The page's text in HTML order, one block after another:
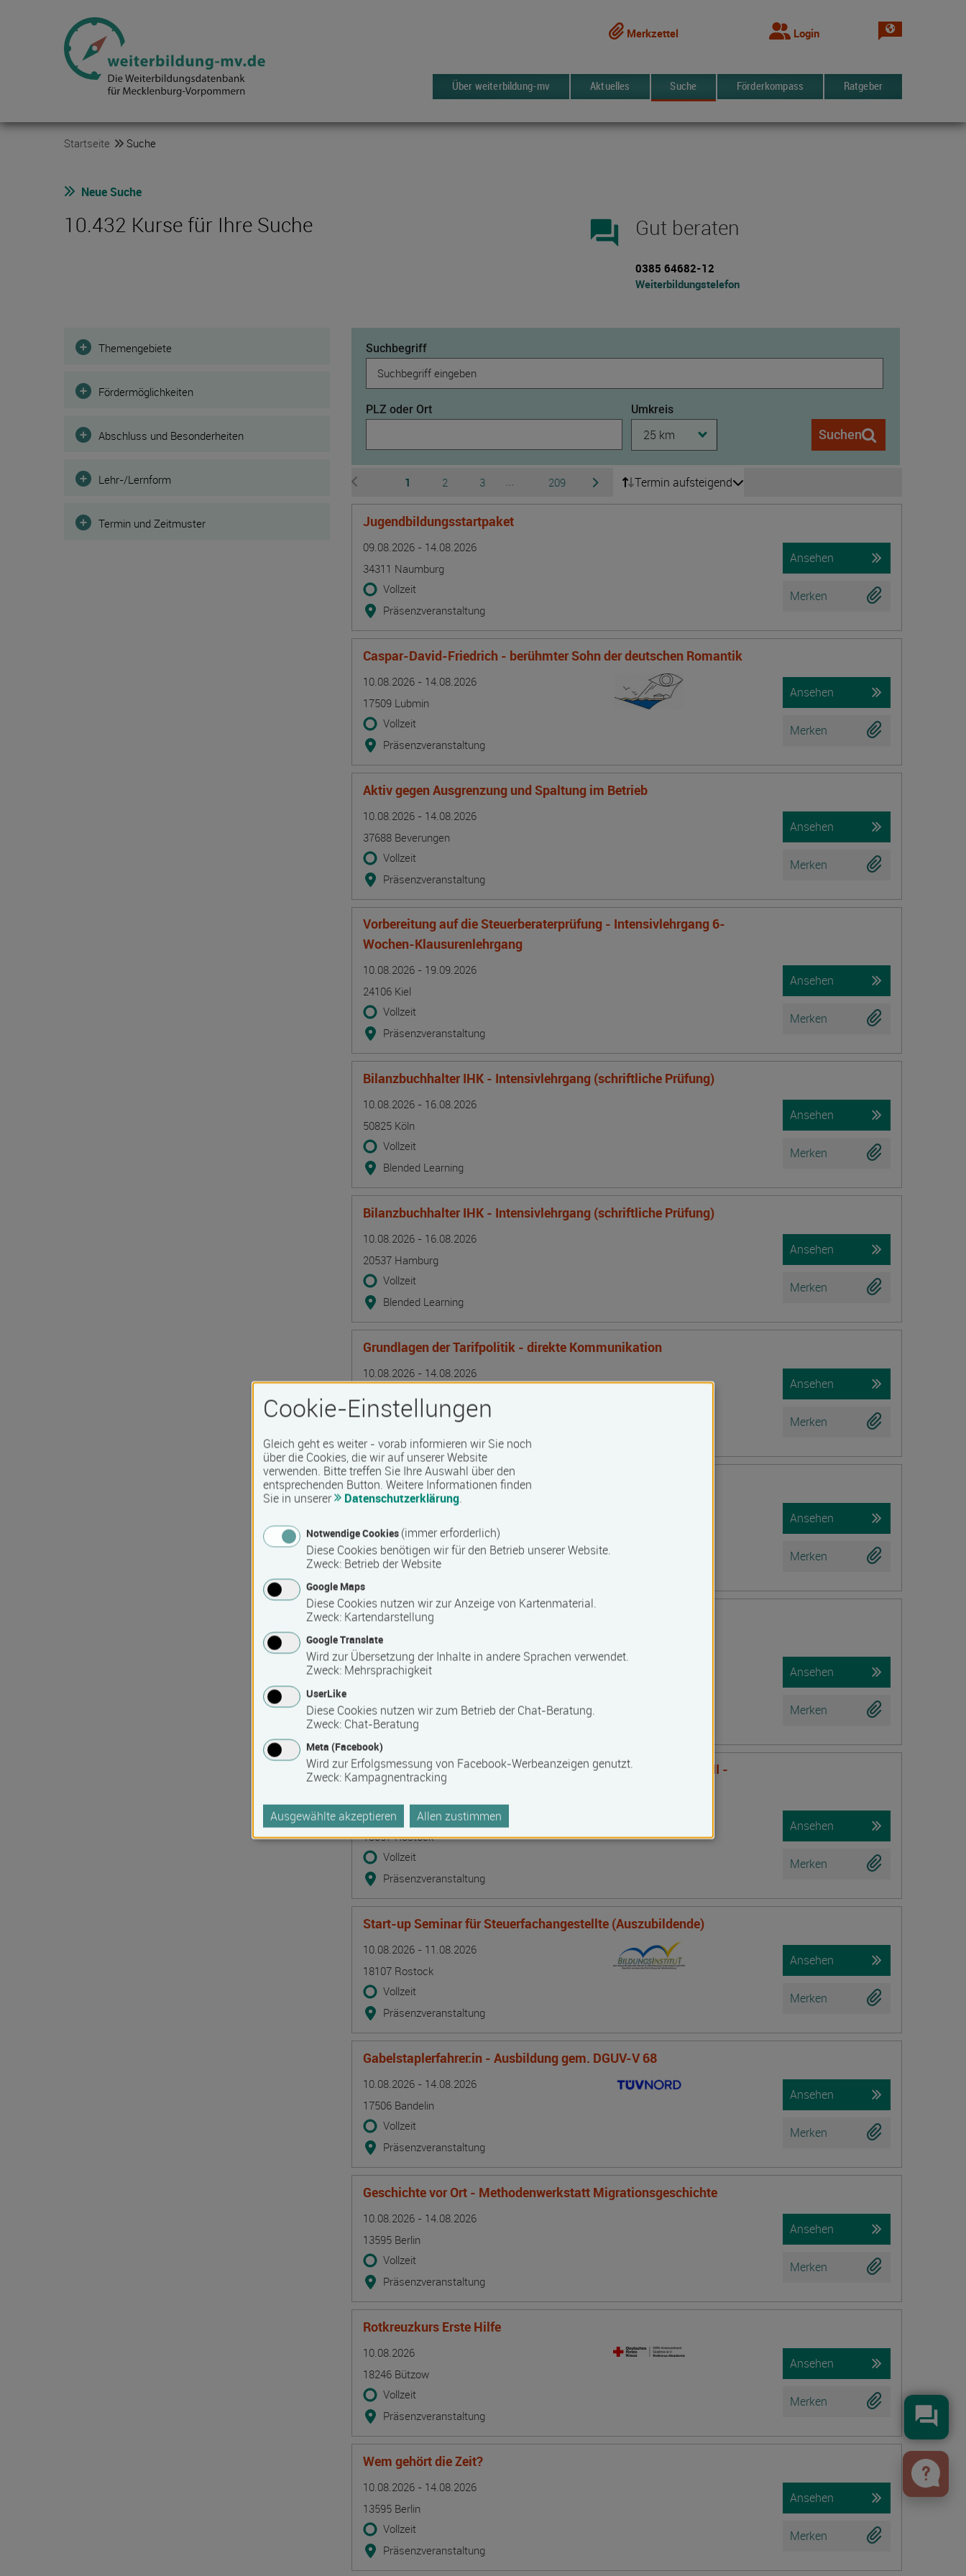
Merkzettel Login Sprache
Über weiterbildung-mv Aktuelles Suche Förderkompass Ratgeber
Startseite Suche
Neue Suche
10.432 Kurse für Ihre Suche forum Gut beraten
0385 64682-12
Weiterbildungstelefon
Suchbegriff
PLZ oder Ort Umkreis
25 km Suchen
Filter
Themengebiete
Fördermöglichkeiten
Abschluss und Besonderheiten
Lehr-/Lernform
Termin und Zeitmuster
zur vorherigen Seite wechseln
Seite
1 Seite
2 Seite
3
...
Seite
209 zur nächsten Seite wechseln
Termin aufsteigend
Jugendbildungsstartpaket
09.08.2026 - 14.08.2026
34311 Naumburg
Vollzeit
Präsenzveranstaltung
Ansehen
Merken
Caspar-David-Friedrich - berühmter Sohn der deutschen Romantik
10.08.2026 - 14.08.2026
17509 Lubmin
Vollzeit
Präsenzveranstaltung
Ansehen
Merken
Aktiv gegen Ausgrenzung und Spaltung im Betrieb
10.08.2026 - 14.08.2026
37688 Beverungen
Vollzeit
Präsenzveranstaltung
Ansehen
Merken
Vorbereitung auf die Steuerberaterprüfung - Intensivlehrgang 6-
Wochen-Klausurenlehrgang
10.08.2026 - 19.09.2026
24106 Kiel
Vollzeit
Präsenzveranstaltung
Ansehen
Merken
Bilanzbuchhalter IHK - Intensivlehrgang (schriftliche Prüfung)
10.08.2026 - 16.08.2026
50825 Köln
Vollzeit
Blended Learning
Ansehen
Merken
Bilanzbuchhalter IHK - Intensivlehrgang (schriftliche Prüfung)
10.08.2026 - 16.08.2026
20537 Hamburg
Vollzeit
Blended Learning
Ansehen
Merken
Grundlagen der Tarifpolitik - direkte Kommunikation
10.08.2026 - 14.08.2026
13595 Berlin
Vollzeit
Präsenzveranstaltung
Ansehen
Merken
Lagerarbeiter/in
Termin
10.08.2026 - 25.09.2026
Ort
17506 Bandelin
Zeitmuster
Vollzeit
Lehr- und Lernform
Präsenzveranstaltung
Ansehen
Merken
Lehmbaupraxis Traditionelle Techniken. Baustoff Lehm,
Ausfachungstechniken und Leichtlehm-Innendämmung
Termin
10.08.2026 - 12.08.2026
Ort
Zeitmuster
Vollzeit
Lehr- und Lernform
Präsenzveranstaltung
Ansehen
Merken
Deeskalation durch Kommunikation - DeeskalationsTraining II -
DeTrain II
Termin
10.08.2026 - 11.08.2026
Ort
18057 Rostock
Zeitmuster
Vollzeit
Lehr- und Lernform
Präsenzveranstaltung
Ansehen
Merken
Start-up Seminar für Steuerfachangestellte (Auszubildende)
10.08.2026 - 11.08.2026
18107 Rostock
Vollzeit
Präsenzveranstaltung
Ansehen
Merken
Gabelstaplerfahrer:in - Ausbildung gem. DGUV-V 68
10.08.2026 - 14.08.2026
17506 Bandelin
Vollzeit
Präsenzveranstaltung
Ansehen
Merken
Geschichte vor Ort - Methodenwerkstatt Migrationsgeschichte
10.08.2026 - 14.08.2026
13595 Berlin
Vollzeit
Präsenzveranstaltung
Ansehen
Merken
Rotkreuzkurs Erste Hilfe
10.08.2026
18246 Bützow
Vollzeit
Präsenzveranstaltung
Ansehen
Merken
Wem gehört die Zeit?
10.08.2026 - 14.08.2026
13595 Berlin
Vollzeit
Präsenzveranstaltung
Ansehen
Merken
Cookie-Einstellungen
Gleich geht es weiter - vorab informieren wir Sie noch
über die Cookies, die wir auf unserer Website
verwenden. Bitte treffen Sie Ihre Auswahl über den
entsprechenden Button. Weitere Informationen finden
Sie in unserer
Datenschutzerklärung.
Notwendige Cookies (immer erforderlich)
Diese Cookies benötigen wir für den Betrieb unserer Website.
Zweck: Betrieb der Website
Google Maps
Diese Cookies nutzen wir zur Anzeige von Kartenmaterial.
Zweck: Kartendarstellung
Google Translate
Wird zur Übersetzung der Inhalte in andere Sprachen verwendet.
Zweck: Mehrsprachigkeit
UserLike
Diese Cookies nutzen wir zum Betrieb der Chat-Beratung.
Zweck: Chat-Beratung
Meta (Facebook)
Wird zur Erfolgsmessung von Facebook-Werbeanzeigen genutzt.
Zweck: Kampagnentracking
Ausgewählte akzeptieren Allen zustimmen